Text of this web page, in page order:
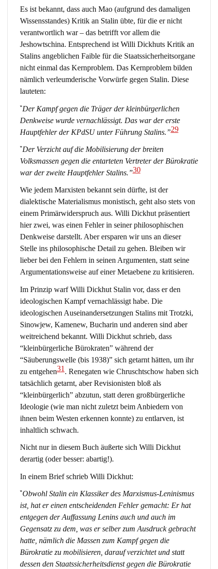
Es ist bekannt, dass auch Mao (aufgrund des damaligen
Wissensstandes) Kritik an Stalin übte, für die er nicht
verantwortlich war – das betrifft vor allem die
Jeshowtschina. Entsprechend ist Willi Dickhuts Kritik an
Stalins angeblichen Faible für die Staatssicherheitsorgane
nicht einmal das Kernproblem. Das Kernproblem bilden
nämlich verleumderische Vorwürfe gegen Stalin. Diese
lauteten:
“Der Kampf gegen die Träger der kleinbürgerlichen
Denkweise wurde vernachlässigt. Das war der erste
Hauptfehler der KPdSU unter Führung Stalins.”29
“Der Verzicht auf die Mobilisierung der breiten
Volksmassen gegen die entarteten Vertreter der Bürokratie
war der zweite Hauptfehler Stalins.”30
Wie jedem Marxisten bekannt sein dürfte, ist der
dialektische Materialismus monistisch, geht also stets von
einem Primärwiderspruch aus. Willi Dickhut präsentiert
hier zwei, was einen Fehler in seiner philosophischen
Denkweise darstellt. Aber ersparen wir uns an dieser
Stelle ins philosophische Detail zu gehen. Bleiben wir
lieber bei den Fehlern in seinen Argumenten, statt seine
Argumentationsweise auf einer Metaebene zu kritisieren.
Im Prinzip warf Willi Dickhut Stalin vor, dass er den
ideologischen Kampf vernachlässigt habe. Die
ideologischen Auseinandersetzungen Stalins mit Trotzki,
Sinowjew, Kamenew, Bucharin und anderen sind aber
weitreichend bekannt. Willi Dickhut schrieb, dass
“kleinbürgerliche Bürokraten” während der
“Säuberungswelle (bis 1938)” sich getarnt hätten, um ihr
zu entgehen31. Renegaten wie Chruschtschow haben sich
tatsächlich getarnt, aber Revisionisten bloß als
“kleinbürgerlich” abzutun, statt deren großbürgerliche
Ideologie (wie man nicht zuletzt beim Anbiedern von
ihnen beim Westen erkennen konnte) zu entlarven, ist
inhaltlich schwach.
Nicht nur in diesem Buch äußerte sich Willi Dickhut
derartig (oder besser: abartig!).
In einem Brief schrieb Willi Dickhut:
“Obwohl Stalin ein Klassiker des Marxismus-Leninismus
ist, hat er einen entscheidenden Fehler gemacht: Er hat
entgegen der Auffassung Lenins auch und auch im
Gegensatz zu dem, was er selber zum Ausdruck gebracht
hatte, nämlich die Massen zum Kampf gegen die
Bürokratie zu mobilisieren, darauf verzichtet und statt
dessen den Staatssicherheitsdienst gegen die Bürokratie